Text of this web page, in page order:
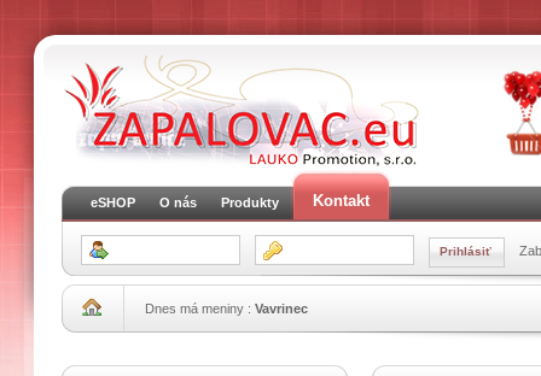
eSHOP O nás Produkty Kontakt
Dnes má meniny : Vavrinec